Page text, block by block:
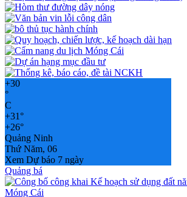
+30
°
C
+31°
+26°
Quảng Ninh
Thứ Năm, 06
Xem Dự báo 7 ngày
Quảng bá